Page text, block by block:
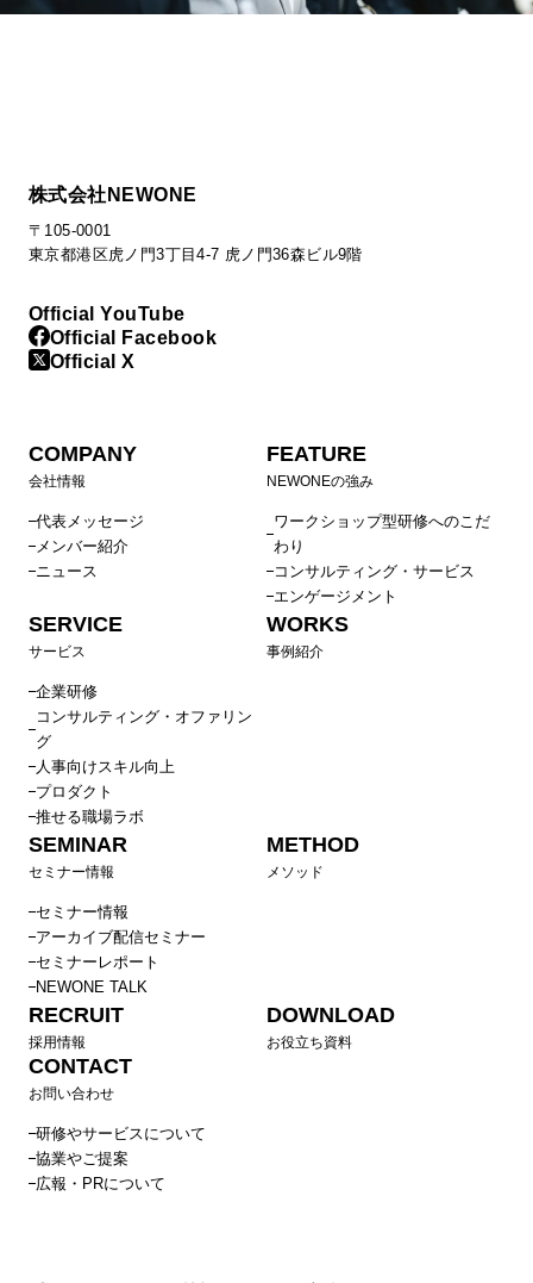
株式会社NEWONE
〒105-0001
東京都港区虎ノ門3丁目4-7 虎ノ門36森ビル9階
Official YouTube
Official Facebook
Official X
COMPANY
会社情報
代表メッセージ
メンバー紹介
ニュース
FEATURE
NEWONEの強み
ワークショップ型研修へのこだ
わり
コンサルティング・サービス
エンゲージメント
SERVICE
サービス
企業研修
コンサルティング・オファリン
グ
人事向けスキル向上
プロダクト
推せる職場ラボ
WORKS
事例紹介
SEMINAR
セミナー情報
セミナー情報
アーカイブ配信セミナー
セミナーレポート
NEWONE TALK
METHOD
メソッド
RECRUIT
採用情報
DOWNLOAD
お役立ち資料
CONTACT
お問い合わせ
研修やサービスについて
協業やご提案
広報・PRについて